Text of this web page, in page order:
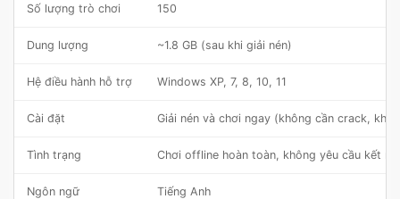
Số lượng trò chơi 150
Dung lượng ~1.8 GB (sau khi giải nén)
Hệ điều hành hỗ trợ Windows XP, 7, 8, 10, 11
Cài đặt Giải nén và chơi ngay (không cần crack,
Tình trạng Chơi offline hoàn toàn, không yêu cầu kết
Ngôn ngữ Tiếng Anh